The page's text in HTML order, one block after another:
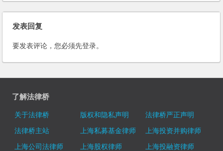
发表回复
要发表评论，您必须先登录。
了解法律桥
关于法律桥 版权和隐私声明
法律桥严正声明
法律桥主站
上海私募基金律师
上海投资并购律师
上海公司法律师
上海股权律师
上海投融资律师